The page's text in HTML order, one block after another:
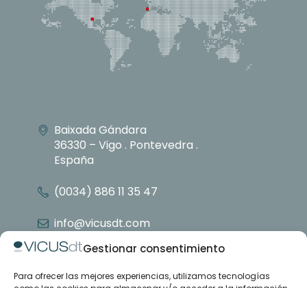
Gestionar consentimiento
Para ofrecer las mejores experiencias, utilizamos tecnologías
Baixada Gándara
36330 – Vigo . Pontevedra .
España
(0034) 886 11 35 47
info@vicusdt.com
Nosotros